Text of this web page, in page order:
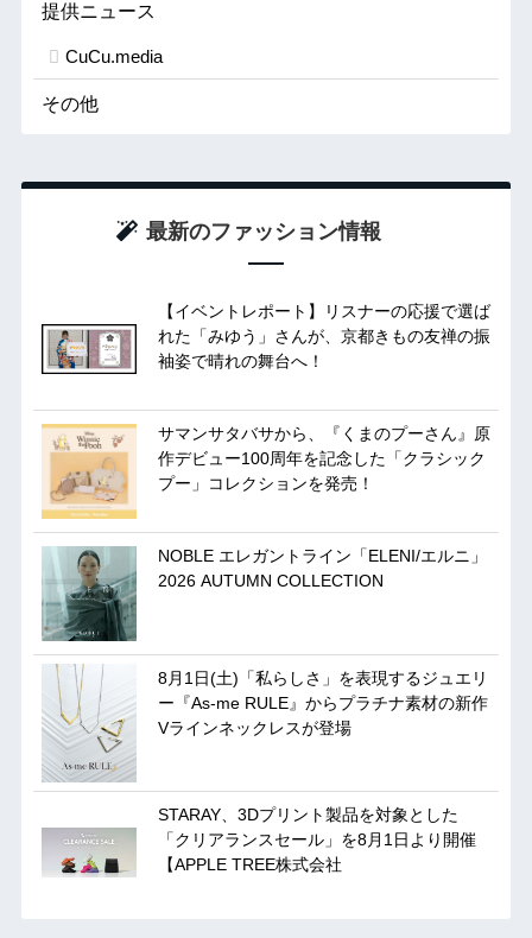
提供ニュース
CuCu.media
その他
最新のファッション情報
【イベントレポート】リスナーの応援で選ば
れた「みゆう」さんが、京都きもの友禅の振
袖姿で晴れの舞台へ！
サマンサタバサから、『くまのプーさん』原
作デビュー100周年を記念した「クラシック
プー」コレクションを発売！
NOBLE エレガントライン「ELENI/エルニ」
2026 AUTUMN COLLECTION
8月1日(土)「私らしさ」を表現するジュエリ
ー『As-me RULE』からプラチナ素材の新作
Vラインネックレスが登場
STARAY、3Dプリント製品を対象とした
「クリアランスセール」を8月1日より開催
【APPLE TREE株式会社